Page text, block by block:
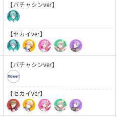
【バチャシンver】
【セカイver】
【バチャシンver】
【セカイver】